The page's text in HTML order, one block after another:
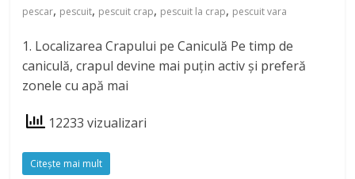
pescar, pescuit, pescuit crap, pescuit la crap, pescuit vara
1. Localizarea Crapului pe Caniculă Pe timp de
caniculă, crapul devine mai puțin activ și preferă
zonele cu apă mai
12233 vizualizari
Citeşte mai mult